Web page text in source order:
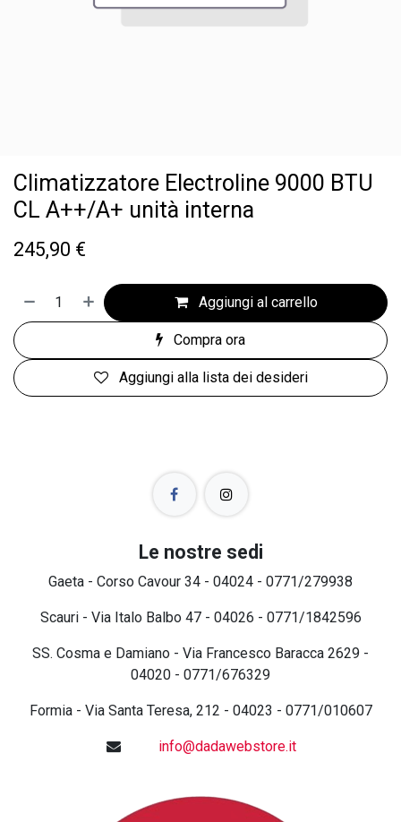
Climatizzatore Electroline 9000 BTU
CL A++/A+ unità interna
245,90 €
Aggiungi al carrello
Compra ora
Aggiungi alla lista dei desideri
Le nostre sedi
Gaeta - Corso Cavour 34 - 04024 - 0771/279938
Scauri - Via Italo Balbo 47 - 04026 - 0771/1842596
SS. Cosma e Damiano - Via Francesco Baracca 2629 -
04020 - 0771/676329
Formia - Via Santa Teresa, 212 - 04023 - 0771/010607
info@dadawebstore.it